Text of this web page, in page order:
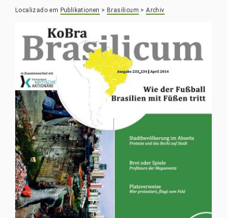
Localizado em Publikationen >Brasilicum >Archiv